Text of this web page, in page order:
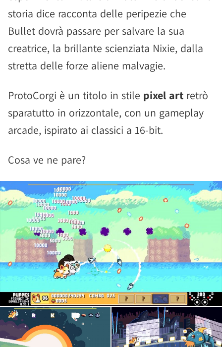
storia dice racconta delle peripezie che
Bullet dovrà passare per salvare la sua
creatrice, la brillante scienziata Nixie, dalla
stretta delle forze aliene malvagie.
ProtoCorgi è un titolo in stile pixel art retrò
sparatutto in orizzontale, con un gameplay
arcade, ispirato ai classici a 16-bit.
Cosa ve ne pare?